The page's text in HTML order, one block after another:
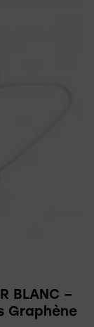
BLANC –
Graphène